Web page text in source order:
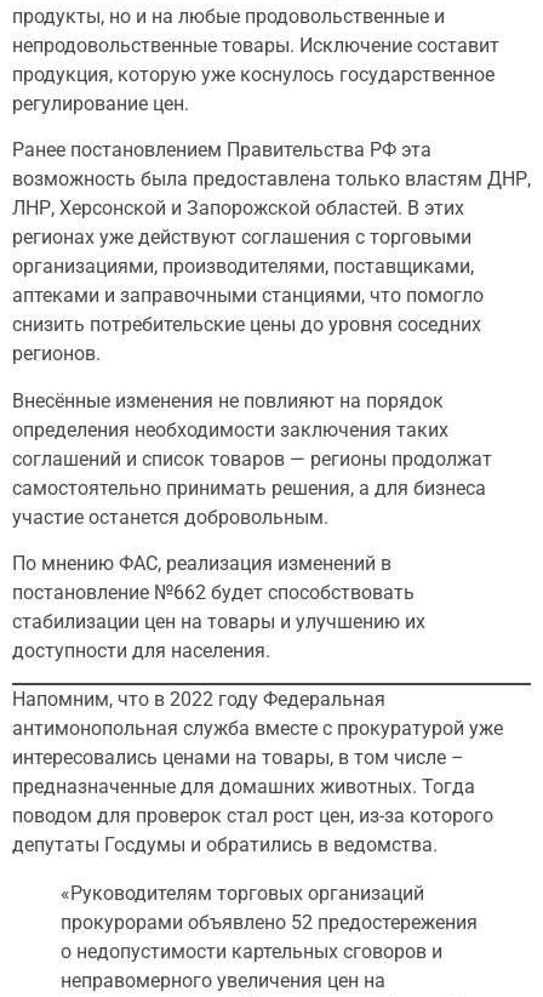
продукты, но и на любые продовольственные и
непродовольственные товары. Исключение составит
продукция, которую уже коснулось государственное
регулирование цен.
Ранее постановлением Правительства РФ эта
возможность была предоставлена только властям ДНР,
ЛНР, Херсонской и Запорожской областей. В этих
регионах уже действуют соглашения с торговыми
организациями, производителями, поставщиками,
аптеками и заправочными станциями, что помогло
снизить потребительские цены до уровня соседних
регионов.
Внесённые изменения не повлияют на порядок
определения необходимости заключения таких
соглашений и список товаров — регионы продолжат
самостоятельно принимать решения, а для бизнеса
участие останется добровольным.
По мнению ФАС, реализация изменений в
постановление №662 будет способствовать
стабилизации цен на товары и улучшению их
доступности для населения.
Напомним, что в 2022 году Федеральная
антимонопольная служба вместе с прокуратурой уже
интересовались ценами на товары, в том числе –
предназначенные для домашних животных. Тогда
поводом для проверок стал рост цен, из-за которого
депутаты Госдумы и обратились в ведомства.
«Руководителям торговых организаций
прокурорами объявлено 52 предостережения
о недопустимости картельных сговоров и
неправомерного увеличения цен на